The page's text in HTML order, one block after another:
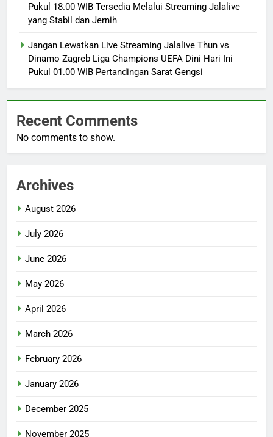
Pukul 18.00 WIB Tersedia Melalui Streaming Jalalive
yang Stabil dan Jernih
Jangan Lewatkan Live Streaming Jalalive Thun vs
Dinamo Zagreb Liga Champions UEFA Dini Hari Ini
Pukul 01.00 WIB Pertandingan Sarat Gengsi
Recent Comments
No comments to show.
Archives
August 2026
July 2026
June 2026
May 2026
April 2026
March 2026
February 2026
January 2026
December 2025
November 2025